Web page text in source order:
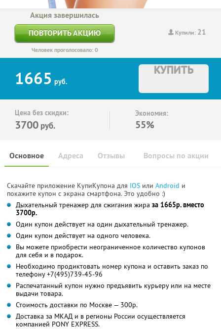
Купили: 21
Акция завершилась
ПОВТОРИТЬ АКЦИЮ
Человек проголосовало: 0
1665 руб.
КУПИТЬ
Цена без скидки:
3700 руб.
Экономия:
55%
Основное Отзывы Вопросы по акции
Адреса
Скачайте приложение КупиКупона для IOS или Android и
покажите купон с экрана смартфона. Это удобно :)
Дыхательный тренажер для сжигания жира за 1665р. вместо
3700р.
Один купон действует на один дыхательный тренажер.
Один купон действует на одного человека.
Вы можете приобрести неограниченное количество купонов
для себя и в подарок.
Необходимо продиктовать номер купона и оставить заказ по
телефону +7(495)739-45-96
Распечатанный купон нужно предъявить курьеру или на месте
выдачи товара.
Стоимость доставки по Москве — 300р.
Доставка за МКАД и в регионы России осуществляется
компанией PONY EXPRESS.